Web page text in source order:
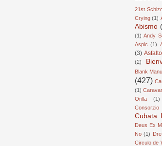
21st
Crying (1)
Abismo
(1) Andy
Aspic (1)
(3) Asfalto
(2)
Blank
(427)
(1)
Orilla
(1)
Cubata
Deus Ex
No (1)
Circulo de